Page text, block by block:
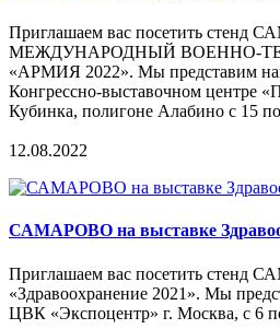
Приглашаем вас посетить стенд
МЕЖДУНАРОДНЫЙ ВОЕННО-
«АРМИЯ 2022». Мы представим
Конгрессно-выставочном центре
Кубинка, полигоне Алабино с 15 по
12.08.2022
САМАРОВО на выставке
Приглашаем вас посетить стенд
«Здравоохранение 2021». Мы
ЦВК «Экспоцентр» г. Москва, с 6